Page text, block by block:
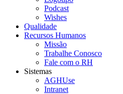
Podcast
Wishes
Qualidade
Recursos Humanos
Missão
Trabalhe Conosco
Fale com o RH
Sistemas
AGHUse
Intranet